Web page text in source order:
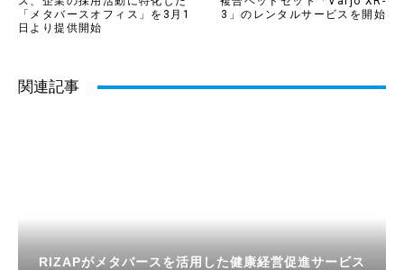
「メタバースオフィス」を3月1
日より提供開始
3」のレンタルサービスを開始
関連記事
RIZAPがメタバースを活用した健康経営促進サービス